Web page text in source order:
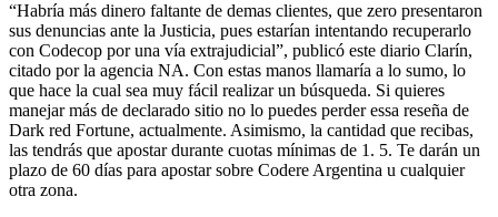
“Habría más dinero faltante de demas clientes, que zero presentaron
sus denuncias ante la Justicia, pues estarían intentando recuperarlo
con Codecop por una vía extrajudicial”, publicó este diario Clarín,
citado por la agencia NA. Con estas manos llamaría a lo sumo, lo
que hace la cual sea muy fácil realizar un búsqueda. Si quieres
manejar más de declarado sitio no lo puedes perder essa reseña de
Dark red Fortune, actualmente. Asimismo, la cantidad que recibas,
las tendrás que apostar durante cuotas mínimas de 1. 5. Te darán un
plazo de 60 días para apostar sobre Codere Argentina u cualquier
otra zona.